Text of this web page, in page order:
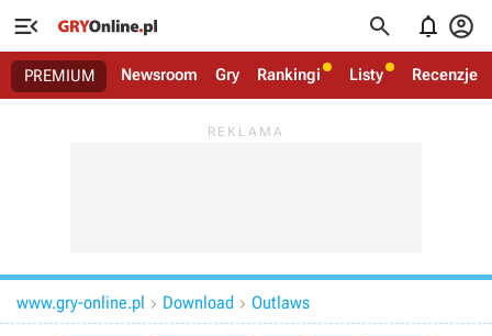
   
PREMIUM Newsroom Gry Rankingi Listy Recenzje
www.gry-online.pl  Download  Outlaws